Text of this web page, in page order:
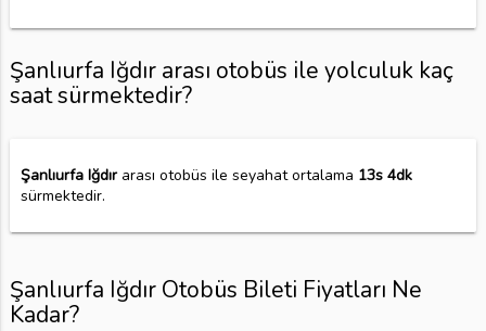
Şanlıurfa Iğdır arası otobüs ile yolculuk kaç
saat sürmektedir?
Şanlıurfa Iğdırarası otobüs ile seyahat ortalama 13s 4dk
sürmektedir.
Şanlıurfa Iğdır Otobüs Bileti Fiyatları Ne
Kadar?